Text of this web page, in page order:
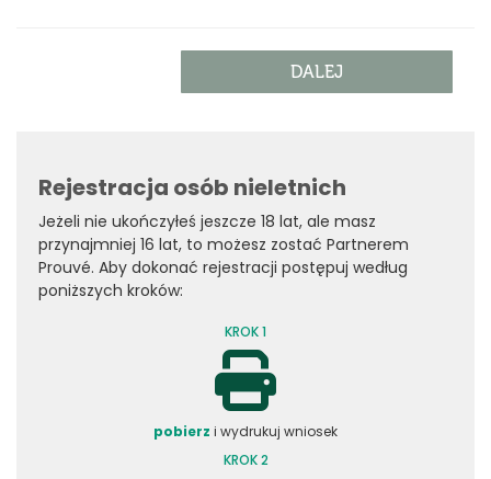
Rejestracja osób nieletnich
Jeżeli nie ukończyłeś jeszcze 18 lat, ale masz
przynajmniej 16 lat, to możesz zostać Partnerem
Prouvé. Aby dokonać rejestracji postępuj według
poniższych kroków:
KROK 1
pobierz i wydrukuj wniosek
KROK 2